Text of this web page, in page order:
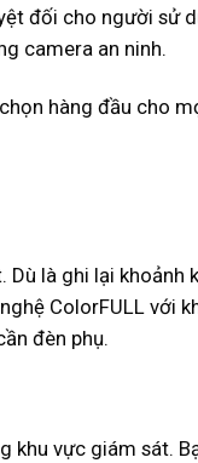
đối cho người sử
camera an ninh.
hàng đầu cho
là ghi lại khoảnh
ColorFULL với
đèn phụ.
vực giám sát.